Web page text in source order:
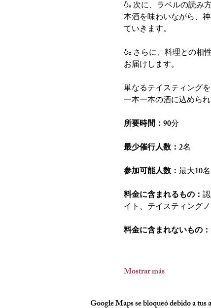
🍶 次に、ラベルの読み
本酒を味わいながら、
ていきます。
🍶 さらに、料理との相
お届けします。
単なるテイスティング
一本一本の酒に込めら
所要時間： 90分
最少催行人数： 2名
参加可能人数： 最大10名
料金に含まれるもの：
イト、テイスティング
料金に含まれないもの：
Mostrar más
Google Maps se bloqueó debido a